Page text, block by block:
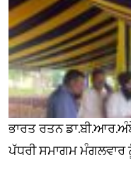
ਭਾਰਤ ਰਤਨ
ਪੱਧਰੀ ਸਮਾਗਮ ਮੰਗਲਵਾਰ